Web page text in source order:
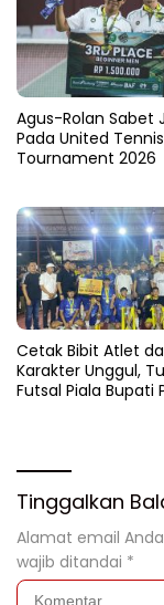
Agus-Rolan Sabet
Pada United Tennis
Tournament 2026
Cetak Bibit Atlet
Karakter Unggul,
Futsal Piala Bupati
Tinggalkan
Alamat email
wajib ditandai *